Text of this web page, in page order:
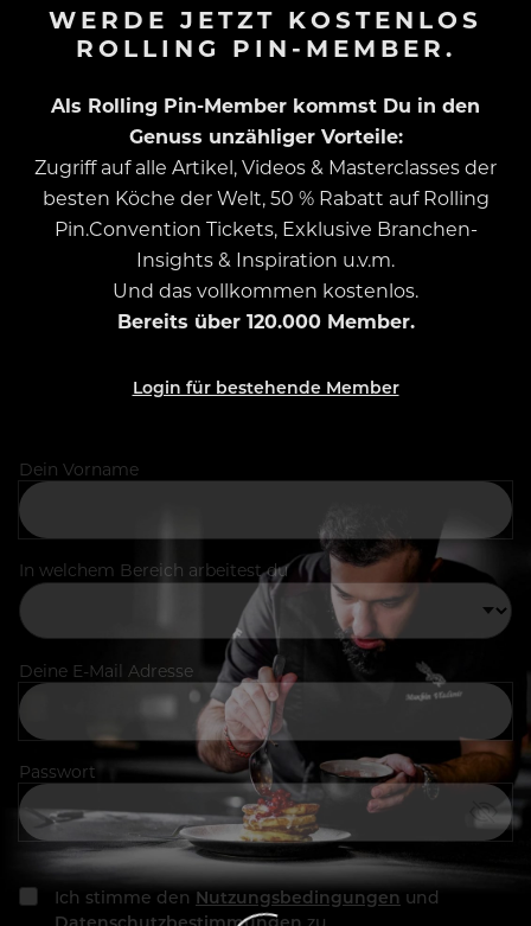
WERDE JETZT KOSTENLOS
ROLLING PIN-MEMBER.
Als Rolling Pin-Member kommst Du in den
Genuss unzähliger Vorteile:
Zugriff auf alle Artikel, Videos & Masterclasses der
besten Köche der Welt, 50 % Rabatt auf Rolling
Pin.Convention Tickets, Exklusive Branchen-
Insights & Inspiration u.v.m.
Und das vollkommen kostenlos.
Bereits über 120.000 Member.
Login für bestehende Member
Dein Vorname
In welchem Bereich arbeitest du
Deine E-Mail Adresse
Passwort
Ich stimme den Nutzungsbedingungen und